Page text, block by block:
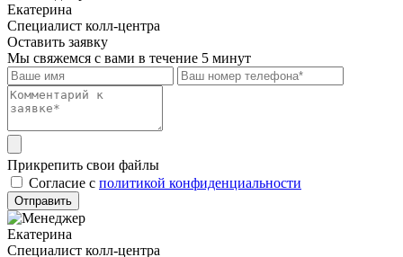
Екатерина
Специалист колл-центра
Оставить заявку
Мы свяжемся с вами в течение 5 минут
Прикрепить свои файлы
Cогласие с политикой конфиденциальности
Отправить
Екатерина
Специалист колл-центра